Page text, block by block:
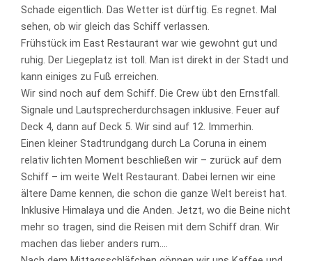
Schade eigentlich. Das Wetter ist dürftig. Es regnet. Mal
sehen, ob wir gleich das Schiff verlassen.
Frühstück im East Restaurant war wie gewohnt gut und
ruhig. Der Liegeplatz ist toll. Man ist direkt in der Stadt und
kann einiges zu Fuß erreichen.
Wir sind noch auf dem Schiff. Die Crew übt den Ernstfall.
Signale und Lautsprecherdurchsagen inklusive. Feuer auf
Deck 4, dann auf Deck 5. Wir sind auf 12. Immerhin.
Einen kleiner Stadtrundgang durch La Coruna in einem
relativ lichten Moment beschließen wir – zurück auf dem
Schiff – im weite Welt Restaurant. Dabei lernen wir eine
ältere Dame kennen, die schon die ganze Welt bereist hat.
Inklusive Himalaya und die Anden. Jetzt, wo die Beine nicht
mehr so tragen, sind die Reisen mit dem Schiff dran. Wir
machen das lieber anders rum….